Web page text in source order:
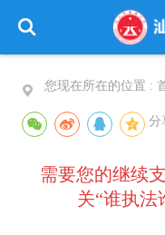
您现在所在的位置 :
分
需要您的继续
关“谁执法